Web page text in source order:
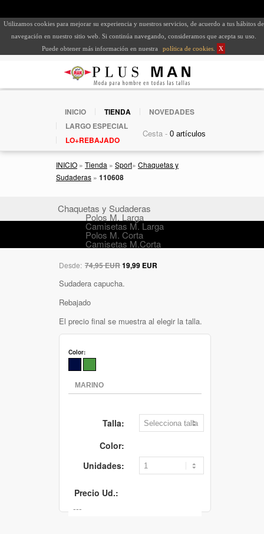
Utilizamos cookies para mejorar su experiencia y nuestros servicios, de acuerdo a tus hábitos de
navegación en nuestro sitio web. Si continúa navegando, consideramos que acepta su uso.
Puede obtener más información en nuestra
política de cookies X
INICIO TIENDA
NOVEDADES
LARGO ESPECIAL
LO+REBAJADO
Cesta -
INICIO » Tienda » Sport» Chaquetas y
Sudaderas » 110608
Chaquetas y Sudaderas
Polos M. Larga
Camisetas M. Larga
Polos M. Corta
Camisetas M.Corta
Desde: 74,95 EUR19,99 EUR
Sudadera capucha.
Rebajado
El precio final se muestra al elegir la talla.
Color:
Talla:
Color:
Unidades:
Precio Ud.: